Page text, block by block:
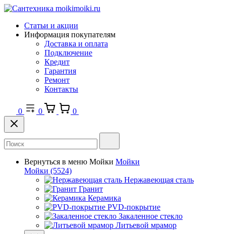
Статьи и акции
Информация покупателям
Доставка и оплата
Подключение
Кредит
Гарантия
Ремонт
Контакты
0 0 0
Вернуться в меню Мойки Мойки
Мойки (5524)
Нержавеющая сталь
Гранит
Керамика
PVD-покрытие
Закаленное стекло
Литьевой мрамор